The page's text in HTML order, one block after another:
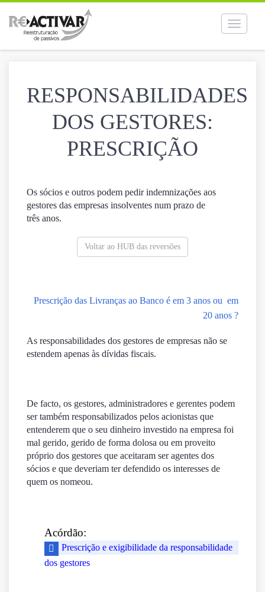
Toggle
RESPONSABILIDADES
DOS GESTORES:
PRESCRIÇÃO
Os sócios e outros podem pedir indemnizações aos
gestores das empresas insolventes num prazo de
três anos.
Voltar ao HUB das reversões
Prescrição das Livranças ao Banco é em 3 anos ou em
20 anos ?
As responsabilidades dos gestores de empresas não se
estendem apenas às dívidas fiscais.
De facto, os gestores, administradores e gerentes podem
ser também responsabilizados pelos acionistas que
entenderem que o seu dinheiro investido na empresa foi
mal gerido, gerido de forma dolosa ou em proveito
próprio dos gestores que aceitaram ser agentes dos
sócios e que deveriam ter defendido os interesses de
quem os nomeou.
Acórdão:
Prescrição e exigibilidade da responsabilidade
dos gestores